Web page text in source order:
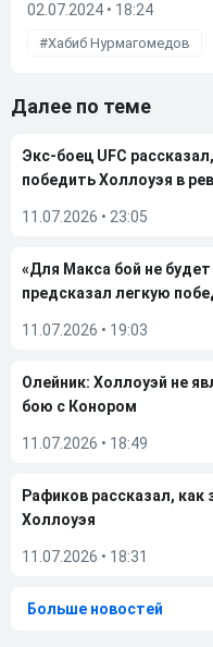
02.07.2024 • 18:24
Хабиб Нурмагомедов
Далее по теме
Экс-боец UFC
победить Холлоуэя в
11.07.2026 • 23:05
«Для Макса бой не
предсказал легкую
11.07.2026 • 19:03
Олейник: Холлоуэй не
бою с Конором
11.07.2026 • 18:49
Рафиков рассказал, как
Холлоуэя
11.07.2026 • 18:31
Больше новостей